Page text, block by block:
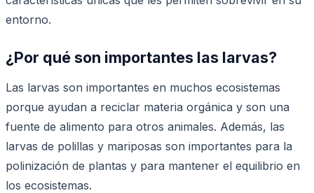
entorno.
¿Por qué son importantes las larvas?
Las larvas son importantes en muchos ecosistemas
porque ayudan a reciclar materia orgánica y son una
fuente de alimento para otros animales. Además, las
larvas de polillas y mariposas son importantes para la
polinización de plantas y para mantener el equilibrio en
los ecosistemas.